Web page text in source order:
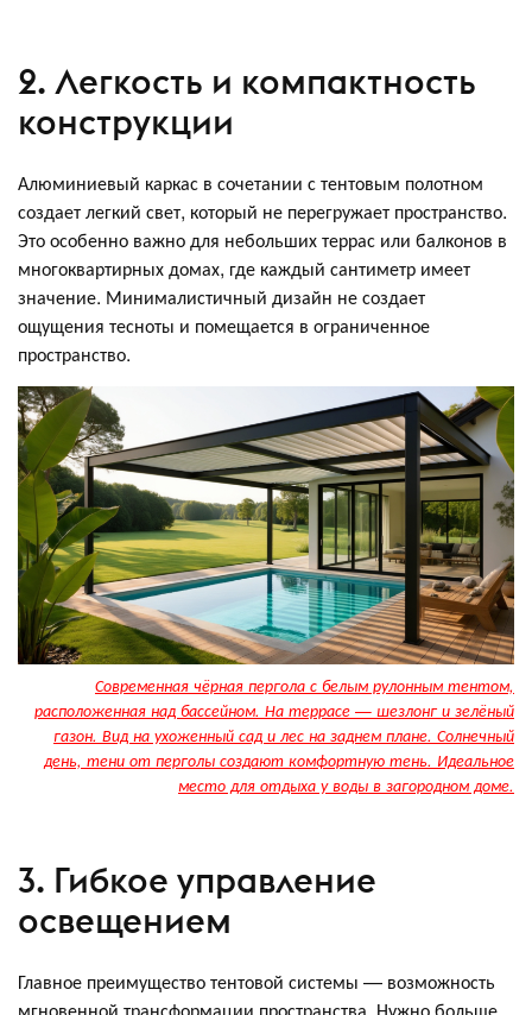
2. Легкость и компактность
конструкции
Алюминиевый каркас в сочетании с тентовым полотном
создает легкий свет, который не перегружает пространство.
Это особенно важно для небольших террас или балконов в
многоквартирных домах, где каждый сантиметр имеет
значение. Минималистичный дизайн не создает
ощущения тесноты и помещается в ограниченное
пространство.
Современная чёрная пергола с белым рулонным тентом,
расположенная над бассейном. На террасе — шезлонг и зелёный
газон. Вид на ухоженный сад и лес на заднем плане. Солнечный
день, тени от перголы создают комфортную тень. Идеальное
место для отдыха у воды в загородном доме.
3. Гибкое управление
освещением
Главное преимущество тентовой системы — возможность